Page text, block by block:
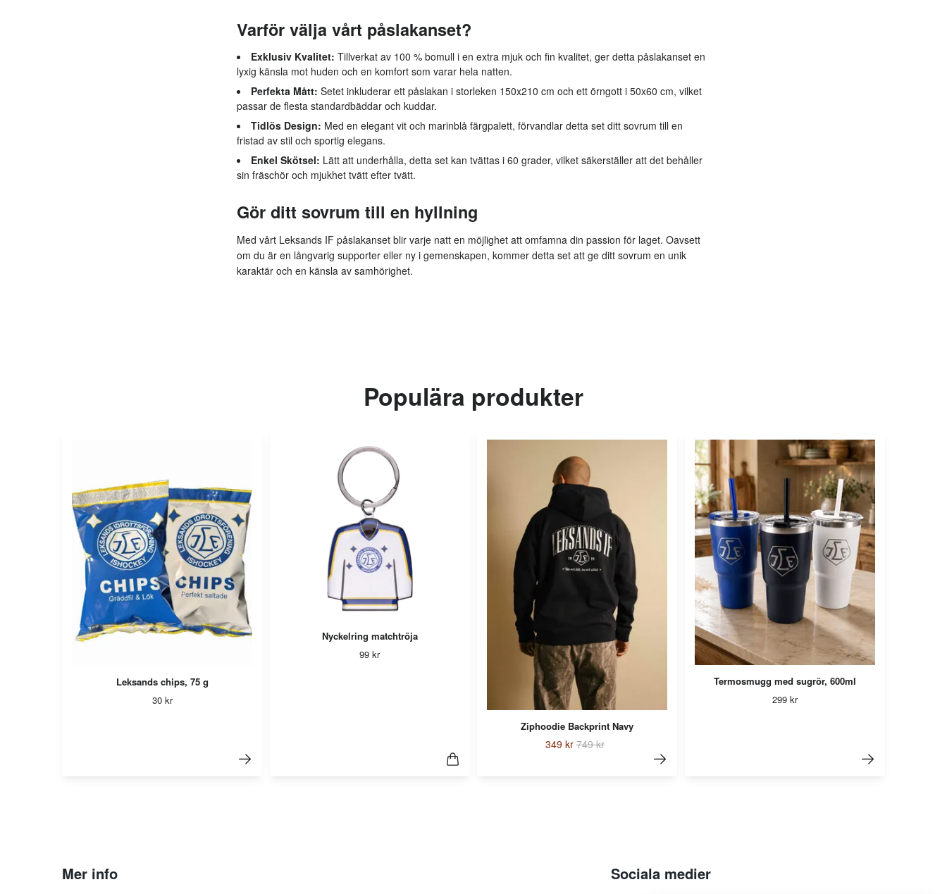
Varför välja vårt påslakanset?
Exklusiv Kvalitet: Tillverkat av 100 % bomull i en extra mjuk och fin kvalitet, ger detta påslakanset en
lyxig känsla mot huden och en komfort som varar hela natten.
Perfekta Mått: Setet inkluderar ett påslakan i storleken 150x210 cm och ett örngott i 50x60 cm, vilket
passar de flesta standardbäddar och kuddar.
Tidlös Design: Med en elegant vit och marinblå färgpalett, förvandlar detta set ditt sovrum till en
fristad av stil och sportig elegans.
Enkel Skötsel: Lätt att underhålla, detta set kan tvättas i 60 grader, vilket säkerställer att det behåller
sin fräschör och mjukhet tvätt efter tvätt.
Gör ditt sovrum till en hyllning
Med vårt Leksands IF påslakanset blir varje natt en möjlighet att omfamna din passion för laget. Oavsett
om du är en långvarig supporter eller ny i gemenskapen, kommer detta set att ge ditt sovrum en unik
karaktär och en känsla av samhörighet.
Populära produkter
Leksands chips, 75 g
30 kr
Nyckelring matchtröja
99 kr
Ziphoodie Backprint Navy
349 kr 749 kr
Termosmugg med sugrör, 600ml
299 kr
Mer info Sociala medier